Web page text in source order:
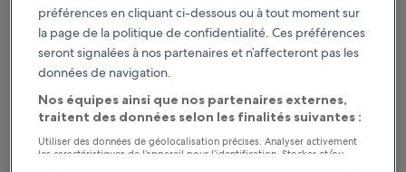
Afficher plus
10 Great
Restaurants in Bar
Harbor
Most of the great restaurants in
small town’s Main Street, a
charming stretch of shopping and
Eat Lobster In Bar
Harbor
There is more than enough
town, so the search for the best
places to eat lobster in Bar Harbor
préférences en cliquant ci-dessous ou à tout moment sur
la page de la politique de confidentialité. Ces préférences
seront signalées à nos partenaires et n’affecteront pas les
données de navigation.
Nos équipes ainsi que nos partenaires externes,
traitent des données selon les finalités suivantes :
Utiliser des données de géolocalisation précises. Analyser activement
les caractéristiques de l’appareil pour l’identification. Stocker et/ou